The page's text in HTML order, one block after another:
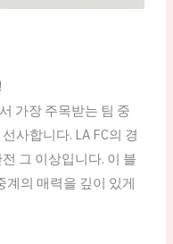
가장 주목받는 팀 중
사합니다. LA FC의 경
그 이상입니다. 이 블
계의 매력을 깊이 있게